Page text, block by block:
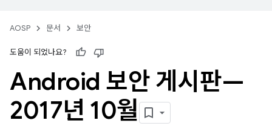
AOSP 문서 보안
도움이 되었나요?
Android 보안 게시판—
2017년 10월